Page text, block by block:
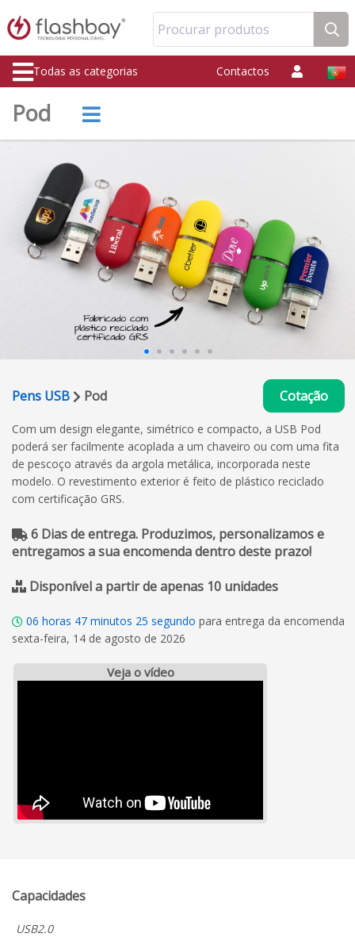
Procurar produtos
Todas as categorias Contactos
Pod
Pens USB Pod Cotação
Com um design elegante, simétrico e compacto, a USB Pod
poderá ser facilmente acoplada a um chaveiro ou com uma fita
de pescoço através da argola metálica, incorporada neste
modelo. O revestimento exterior é feito de plástico reciclado
com certificação GRS.
6 Dias de entrega. Produzimos, personalizamos e
entregamos a sua encomenda dentro deste prazo!
Disponível a partir de apenas 10 unidades
06 horas 47 minutos 24 segundo para entrega da encomenda
sexta-feira, 14 de agosto de 2026
Veja o vídeo
Capacidades
USB2.0